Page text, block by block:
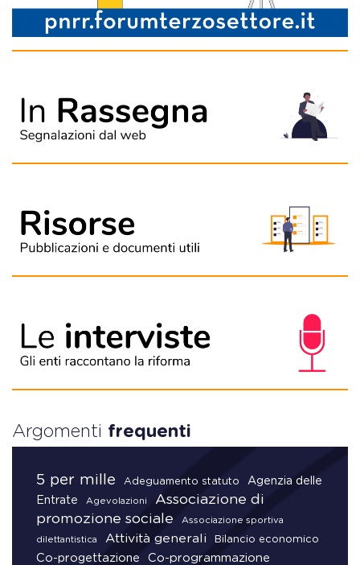
Argomenti frequenti
5 per mille Adeguamento statuto
Agenzia delle
Entrate
Agevolazioni
Associazione di
promozione sociale
Associazione sportiva
dilettantistica Attività generali Bilancio economico
Co-progettazione Co-programmazione